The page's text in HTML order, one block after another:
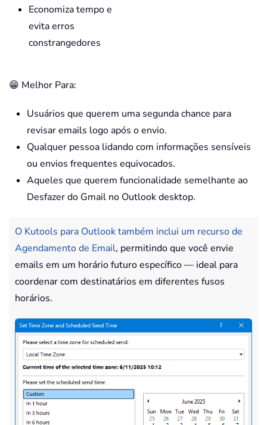
Economiza tempo e
evita erros
constrangedores
😁 Melhor Para:
Usuários que querem uma segunda chance para
revisar emails logo após o envio.
Qualquer pessoa lidando com informações sensíveis
ou envios frequentes equivocados.
Aqueles que querem funcionalidade semelhante ao
Desfazer do Gmail no Outlook desktop.
O Kutools para Outlook também inclui um recurso de
Agendamento de Email, permitindo que você envie
emails em um horário futuro específico — ideal para
coordenar com destinatários em diferentes fusos
horários.